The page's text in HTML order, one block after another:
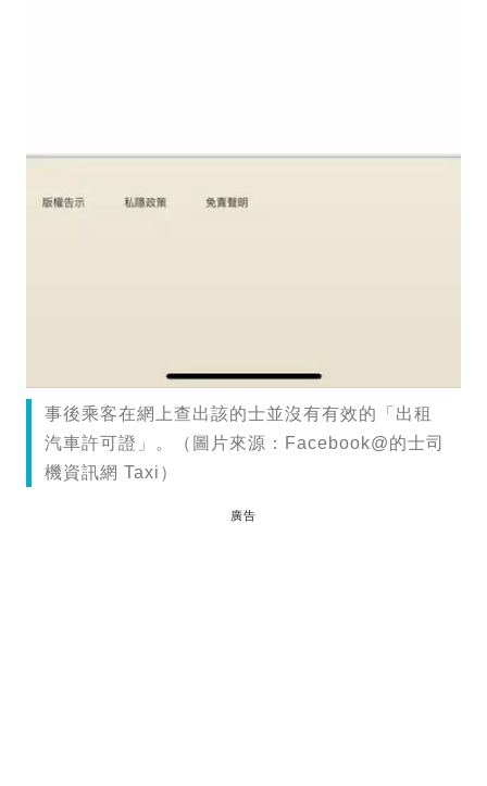
事後乘客在網上查出該的士並沒有有效的「出租
汽車許可證」。（圖片來源：Facebook@的士司
機資訊網 Taxi）
廣告